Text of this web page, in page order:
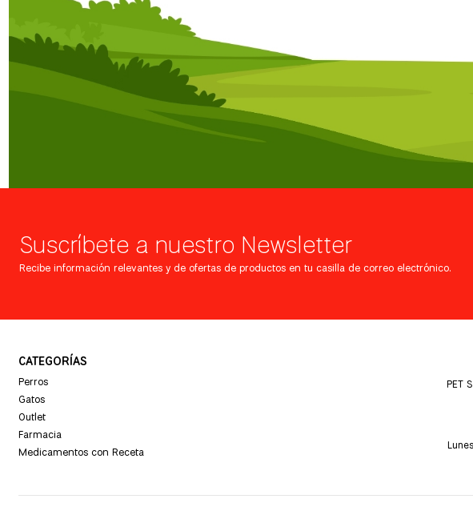
Suscríbete a nuestro Newsletter
Recibe información relevantes y de ofertas de productos en tu casilla de correo electrónico.
CATEGORÍAS
Perros
Gatos
Outlet
Farmacia
Medicamentos con Receta
PET